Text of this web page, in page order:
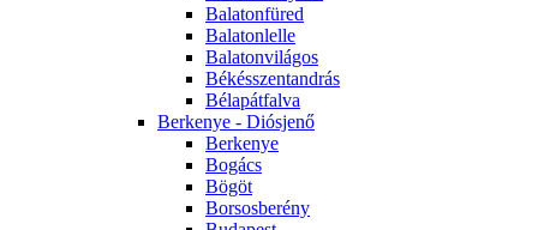
Balatonfüred
Balatonlelle
Balatonvilágos
Békésszentandrás
Bélapátfalva
Berkenye - Diósjenő
Berkenye
Bogács
Bögöt
Borsosberény